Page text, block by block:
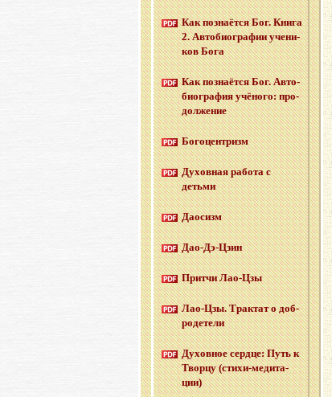
Как по­зна­ёт­ся Бог. Книга
2. Ав­то­био­гра­фии уче­ни­
ков Бога
Как по­зна­ёт­ся Бог. Ав­то­
био­гра­фия учё­но­го: про­
дол­же­ние
Бо­го­цен­тризм
Ду­хов­ная ра­бо­та с
детьми
Дао­сизм
Дао-Дэ-Цзин
Прит­чи Лао-Цзы
Лао-Цзы. Трак­тат о доб­
ро­де­те­ли
Ду­хов­ное серд­це: Путь к
Твор­цу (сти­хи-ме­ди­та­
ции)